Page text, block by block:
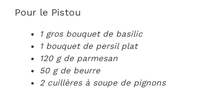
Pour le Pistou
1 gros bouquet de basilic
1 bouquet de persil plat
120 g de parmesan
50 g de beurre
2 cuillères à soupe de pignons